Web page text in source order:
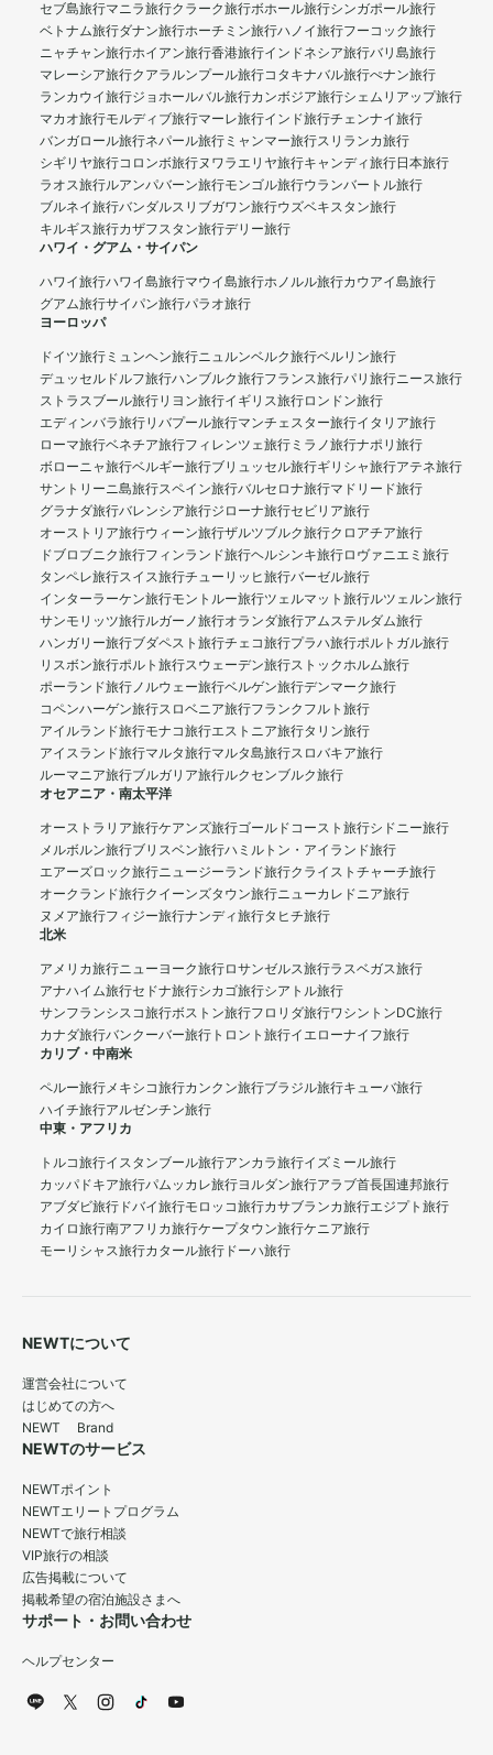
セブ島旅行マニラ旅行クラーク旅行ボホール旅行シンガポール旅行
ベトナム旅行ダナン旅行ホーチミン旅行ハノイ旅行フーコック旅行
ニャチャン旅行ホイアン旅行香港旅行インドネシア旅行バリ島旅行
マレーシア旅行クアラルンプール旅行コタキナバル旅行ぺナン旅行
ランカウイ旅行ジョホールバル旅行カンボジア旅行シェムリアップ旅行
マカオ旅行モルディブ旅行マーレ旅行インド旅行チェンナイ旅行
バンガロール旅行ネパール旅行 ミャンマー旅行スリランカ旅行
シギリヤ旅行コロンボ旅行ヌワラエリヤ旅行キャンディ旅行日本旅行
ラオス旅行ルアンパバーン旅行モンゴル旅行ウランバートル旅行
ブルネイ旅行バンダルスリブガワン旅行ウズベキスタン旅行
キルギス旅行カザフスタン旅行デリー旅行
ハワイ・グアム・サイパン
ハワイ旅行ハワイ島旅行マウイ島旅行ホノルル旅行カウアイ島旅行
グアム旅行サイパン旅行パラオ旅行
ヨーロッパ
ドイツ旅行 ミュンヘン旅行ニュルンベルク旅行ベルリン旅行
デュッセルドルフ旅行ハンブルク旅行フランス旅行パリ旅行ニース旅行
ストラスブール旅行リヨン旅行イギリス旅行ロンドン旅行
エディンバラ旅行リバプール旅行マンチェスター旅行イタリア旅行
ローマ旅行ベネチア旅行フィレンツェ旅行 ミラノ旅行ナポリ旅行
ボローニャ旅行ベルギー旅行ブリュッセル旅行ギリシャ旅行アテネ旅行
サントリーニ島旅行スペイン旅行バルセロナ旅行マドリード旅行
グラナダ旅行バレンシア旅行ジローナ旅行セビリア旅行
オーストリア旅行ウィーン旅行ザルツブルク旅行クロアチア旅行
ドブロブニク旅行フィンランド旅行ヘルシンキ旅行ロヴァニエミ旅行
タンペレ旅行スイス旅行チューリッヒ旅行バーゼル旅行
インターラーケン旅行モントルー旅行ツェルマット旅行ルツェルン旅行
サンモリッツ旅行ルガーノ旅行オランダ旅行アムステルダム旅行
ハンガリー旅行ブダペスト旅行チェコ旅行プラハ旅行ポルトガル旅行
リスボン旅行ポルト旅行スウェーデン旅行ストックホルム旅行
ポーランド旅行ノルウェー旅行ベルゲン旅行デンマーク旅行
コペンハーゲン旅行スロベニア旅行フランクフルト旅行
アイルランド旅行モナコ旅行エストニア旅行タリン旅行
アイスランド旅行マルタ旅行マルタ島旅行スロバキア旅行
ルーマニア旅行ブルガリア旅行ルクセンブルク旅行
オセアニア・南太平洋
オーストラリア旅行ケアンズ旅行ゴールドコースト旅行シドニー旅行
メルボルン旅行ブリスベン旅行ハミルトン・アイランド旅行
エアーズロック旅行ニュージーランド旅行クライストチャーチ旅行
オークランド旅行クイーンズタウン旅行ニューカレドニア旅行
ヌメア旅行フィジー旅行ナンディ旅行タヒチ旅行
北米
アメリカ旅行ニューヨーク旅行ロサンゼルス旅行ラスベガス旅行
アナハイム旅行セドナ旅行シカゴ旅行シアトル旅行
サンフランシスコ旅行ボストン旅行フロリダ旅行ワシントンDC旅行
カナダ旅行バンクーバー旅行 トロント旅行イエローナイフ旅行
カリブ・中南米
ペルー旅行メキシコ旅行カンクン旅行ブラジル旅行キューバ旅行
ハイチ旅行アルゼンチン旅行
中東・アフリカ
トルコ旅行イスタンブール旅行アンカラ旅行イズミール旅行
カッパドキア旅行パムッカレ旅行ヨルダン旅行アラブ首長国連邦旅行
アブダビ旅行 ドバイ旅行モロッコ旅行カサブランカ旅行エジプト旅行
カイロ旅行南アフリカ旅行ケープタウン旅行ケニア旅行
モーリシャス旅行カタール旅行 ドーハ旅行
NEWTについて
運営会社について
はじめての方へ
NEWT Brand
NEWTのサービス
NEWTポイント
NEWTエリートプログラム
NEWTで旅行相談
VIP旅行の相談
広告掲載について
掲載希望の宿泊施設さまへ
サポート・お問い合わせ
ヘルプセンター